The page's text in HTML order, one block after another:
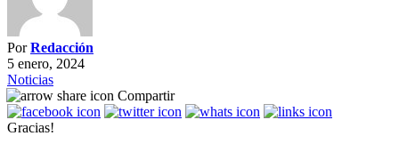
PorRedacción
5 enero, 2024
Noticias
Compartir
Gracias!